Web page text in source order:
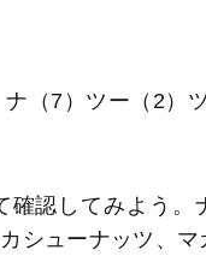
（7）ツー（2）
認してみよう
シューナッツ、マ